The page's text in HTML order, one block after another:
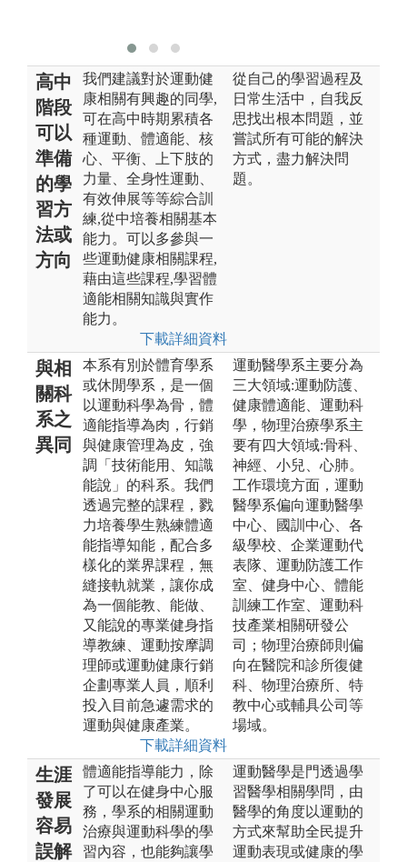
高中
階段
可以
準備
的學
習方
法或
方向
我們建議對於運動健
康相關有興趣的同學,
可在高中時期累積各
種運動、體適能、核
心、平衡、上下肢的
力量、全身性運動、
有效伸展等等綜合訓
練,從中培養相關基本
能力。可以多參與一
些運動健康相關課程,
藉由這些課程,學習體
適能相關知識與實作
能力。
下載詳細資料
從自己的學習過程及
日常生活中，自我反
思找出根本問題，並
嘗試所有可能的解決
方式，盡力解決問
題。
與相
關科
系之
異同
本系有別於體育學系
或休閒學系，是一個
以運動科學為骨，體
適能指導為肉，行銷
與健康管理為皮，強
調「技術能用、知識
能說」的科系。我們
透過完整的課程，戮
力培養學生熟練體適
能指導知能，配合多
樣化的業界課程，無
縫接軌就業，讓你成
為一個能教、能做、
又能說的專業健身指
導教練、運動按摩調
理師或運動健康行銷
企劃專業人員，順利
投入目前急遽需求的
運動與健康產業。
下載詳細資料
運動醫學系主要分為
三大領域:運動防護、
健康體適能、運動科
學，物理治療學系主
要有四大領域:骨科、
神經、小兒、心肺。
工作環境方面，運動
醫學系偏向運動醫學
中心、國訓中心、各
級學校、企業運動代
表隊、運動防護工作
室、健身中心、體能
訓練工作室、運動科
技產業相關研發公
司；物理治療師則偏
向在醫院和診所復健
科、物理治療所、特
教中心或輔具公司等
場域。
生涯
發展
容易
誤解
體適能指導能力，除
了可以在健身中心服
務，學系的相關運動
治療與運動科學的學
習內容，也能夠讓學
運動醫學是門透過學
習醫學相關學問，由
醫學的角度以運動的
方式來幫助全民提升
運動表現或健康的學